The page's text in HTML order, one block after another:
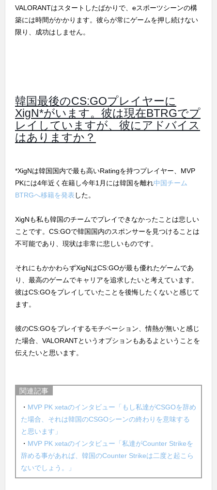
VALORANTはスタートしたばかりで、eスポーツシーンの構
築には時間がかかります。彼らが常にゲームを押し続けない
限り、成功はしません。
韓国最後のCS:GOプレイヤーに
XigN*がいます。彼は現在BTRGでプ
レイしていますが、彼にアドバイス
はありますか？
*XigNは韓国国内で最も高いRatingを持つプレイヤー、MVP
PKには4年近く在籍し今年1月には韓国を離れ中国チーム
BTRGへ移籍を発表 した。
XigNも私も韓国のチームでプレイできなかったことは悲しい
ことです。CS:GOで韓国国内のスポンサーを見つけることは
不可能であり、現状は非常に悲しいものです。
それにもかかわらずXigNはCS:GOが最も優れたゲームであ
り、最高のゲームでキャリアを追求したいと考えています。
彼はCS:GOをプレイしていたことを後悔したくないと感じて
ます。
彼のCS:GOをプレイするモチベーション、情熱が無いと感じ
た場合、VALORANTというオプションもあるよということを
伝えたいと思います。
関連記事
・ MVP PK xetaのインタビュー「もし私達がCSGOを辞め
た場合、それは韓国のCSGOシーンの終わりを意味する
と思います」
・ MVP PK xetaのインタビュー「私達がCounter Strikeを
辞める事があれば、韓国のCounter Strikeは二度と起こら
ないでしょう。」